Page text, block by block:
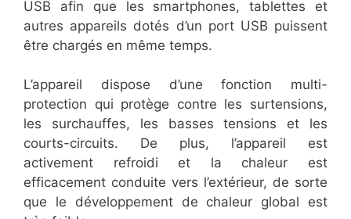
USB afin que les smartphones, tablettes et
autres appareils dotés d’un port USB puissent
être chargés en même temps.
L’appareil dispose d’une fonction multi-
protection qui protège contre les surtensions,
les surchauffes, les basses tensions et les
courts-circuits. De plus, l’appareil est
activement refroidi et la chaleur est
efficacement conduite vers l’extérieur, de sorte
que le développement de chaleur global est